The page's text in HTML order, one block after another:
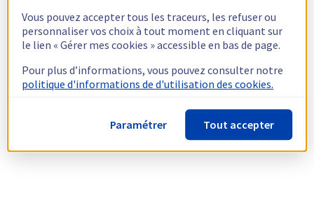
Vous pouvez accepter tous les traceurs, les refuser ou
personnaliser vos choix à tout moment en cliquant sur
le lien « Gérer mes cookies » accessible en bas de page.
Pour plus d’informations, vous pouvez consulter notre
politique d'informations de d'utilisation des cookies.
Paramétrer Tout accepter